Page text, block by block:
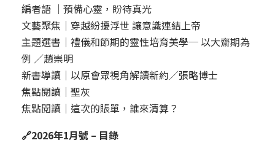
編者語 ｜預備心靈，盼待真光
文藝聚焦｜穿越紛擾浮世 讓意識連結上帝
主題選書｜禮儀和節期的靈性培育美學─ 以大齋期為
例 ／趙崇明
新書導讀｜以原會眾視角解讀新約／張略博士
焦點閱讀｜聖灰
焦點閱讀｜這次的賬單，誰來清算？
🔗2026年1月號 – 目錄